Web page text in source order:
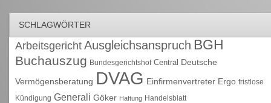
SCHLAGWÖRTER
Arbeitsgericht Ausgleichsanspruch BGH
Buchauszug Bundesgerichtshof Central Deutsche
Vermögensberatung DVAG Einfirmenvertreter Ergo fristlose
Kündigung Generali Göker Haftung Handelsblatt